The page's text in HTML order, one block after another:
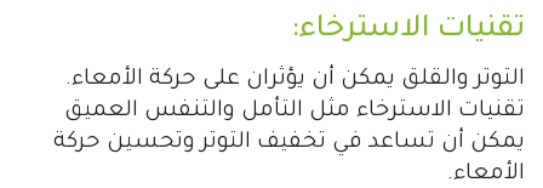
تقنيات الاسترخاء:
التوتر والقلق يمكن أن يؤثران على حركة الأمعاء.
تقنيات الاسترخاء مثل التأمل والتنفس العميق
يمكن أن تساعد في تخفيف التوتر وتحسين حركة
الأمعاء.